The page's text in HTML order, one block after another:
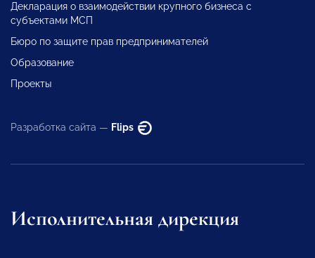
Декларация о взаимодействии крупного бизнеса с
субъектами МСП
Бюро по защите прав предпринимателей
Образование
Проекты
Разработка сайта — Flips
Исполнительная дирекция